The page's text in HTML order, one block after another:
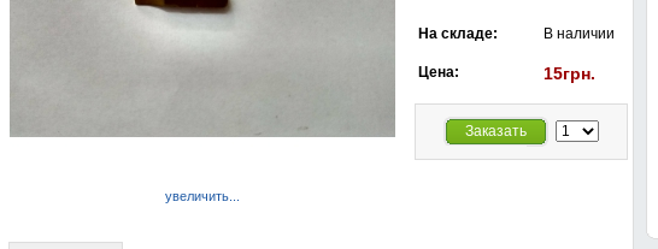
увеличить...
На складе: В наличии
Цена: 15грн.
Заказать